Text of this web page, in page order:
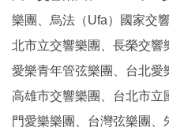
樂團、烏法（Ufa）國家交
北市立交響樂團、長榮交
愛樂青年管弦樂團、台北愛
高雄市交響樂團、台北市立
門愛樂樂團、台灣弦樂團、